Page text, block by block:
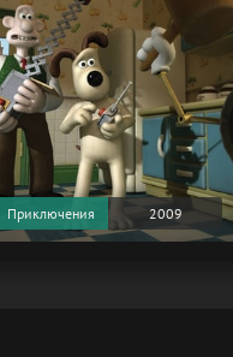
Приключения 2009